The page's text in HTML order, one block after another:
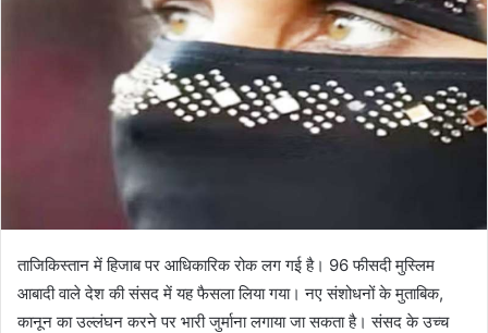
ताजिकिस्तान में हिजाब पर आधिकारिक रोक लग गई है। 96 फीसदी मुस्लिम
आबादी वाले देश की संसद में यह फैसला लिया गया। नए संशोधनों के मुताबिक,
कानून का उल्लंघन करने पर भारी जुर्माना लगाया जा सकता है। संसद के उच्च